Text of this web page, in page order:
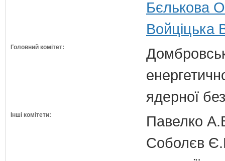
Бєлькова
Войціцька
Головний комітет:
ядерної
Інші комітети:
Павелко
Соболєв